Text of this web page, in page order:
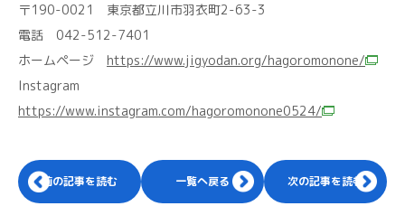
〒190-0021 東京都立川市羽衣町2-63-3
電話 042-512-7401
ホームページ https://www.jigyodan.org/hagoromonone/
Instagram
https://www.instagram.com/hagoromonone0524/
前の記事を読む 一覧へ戻る 次の記事を読む